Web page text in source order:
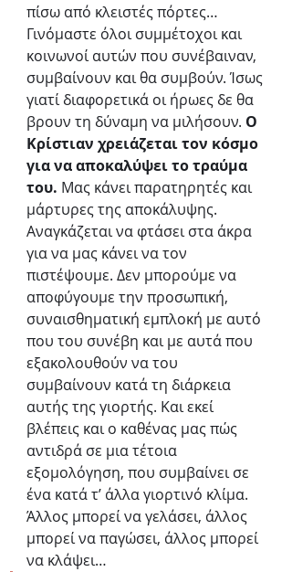
πίσω από κλειστές πόρτες…
Γινόμαστε όλοι συμμέτοχοι και
κοινωνοί αυτών που συνέβαιναν,
συμβαίνουν και θα συμβούν. Ίσως
γιατί διαφορετικά οι ήρωες δε θα
βρουν τη δύναμη να μιλήσουν. Ο
Κρίστιαν χρειάζεται τον κόσμο
για να αποκαλύψει το τραύμα
του. Μας κάνει παρατηρητές και
μάρτυρες της αποκάλυψης.
Αναγκάζεται να φτάσει στα άκρα
για να μας κάνει να τον
πιστέψουμε. Δεν μπορούμε να
αποφύγουμε την προσωπική,
συναισθηματική εμπλοκή με αυτό
που του συνέβη και με αυτά που
εξακολουθούν να του
συμβαίνουν κατά τη διάρκεια
αυτής της γιορτής. Και εκεί
βλέπεις και ο καθένας μας πώς
αντιδρά σε μια τέτοια
εξομολόγηση, που συμβαίνει σε
ένα κατά τ’ άλλα γιορτινό κλίμα.
Άλλος μπορεί να γελάσει, άλλος
μπορεί να παγώσει, άλλος μπορεί
να κλάψει…